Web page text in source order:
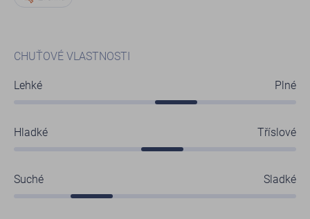
CHUŤOVÉ VLASTNOSTI
Lehké Plné
Hladké Tříslové
Suché Sladké